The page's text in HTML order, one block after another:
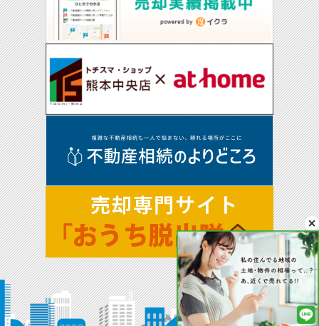
(1) ご本人の同意がある場合
(2) 法令に基づき開示・提供を求められた場合
(3) 人の生命、身体又は財産の保護のために必要な場合であって、お客
さまの同意を得ることが困難である場合
(4) 公衆衛生の向上又は児童の健全な育成の推進のために特に必要があ
る場合であって、お客さまの同意を得ることが困難である場合
(5) 国又は地方公共団体等が公的な事務を実施する上で、協力する必要
がある場合であって、お客さまの同意を得ることにより当該事務の遂行
に支障を及ぼすおそれがある場合
(6) 次項5．に掲げる者に対して提供する場合
5．お客様情報の開示
当社が保有するお客さま情報に関して、お客さまご自身の情報の開示を
ご希望される場合には、お申し出いただいた方がご本人であることを確
認した上で、合理的な期間及び範囲で回答いたします。
6．お客様情報の訂正等
当社が保有するお客さま情報に関して、お客さまご自身の情報の利用停
止または消去をご希望される場合には、お申し出いただいた方がご本人
であることを確認した上で、合理的な期間及び範囲で利用停止又は消去
をいたします。
これらの情報等の一部又は全部を利用停止または消去した場合、不本意
ながらご要望にそったサービスの提供ができなくなることがありますの
で、ご理解とご協力を賜りますようお願い申し上げます。